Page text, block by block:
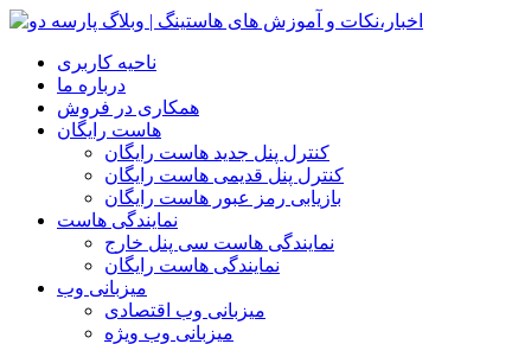
ناحیه کاربری
درباره ما
همکاری در فروش
هاست رایگان
کنترل پنل جدید هاست رایگان
کنترل پنل قدیمی هاست رایگان
بازیابی رمز عبور هاست رایگان
نمایندگی هاست
نمایندگی هاست سی پنل خارج
نمایندگی هاست رایگان
میزبانی وب
میزبانی وب اقتصادی
میزبانی وب ویژه